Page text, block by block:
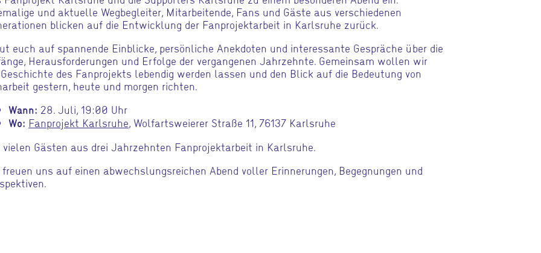
und aktuelle Wegbegleiter, Mitarbeitende, Fans und Gäste aus verschiedenen
blicken auf die Entwicklung der Fanprojektarbeit in Karlsruhe zurück.
euch auf spannende Einblicke, persönliche Anekdoten und interessante Gespräche über die
Herausforderungen und Erfolge der vergangenen Jahrzehnte. Gemeinsam wollen wir
des Fanprojekts lebendig werden lassen und den Blick auf die Bedeutung von
gestern, heute und morgen richten.
Wann: 28. Juli, 19:00 Uhr
Wo: Fanprojekt Karlsruhe, Wolfartsweierer Straße 11, 76137 Karlsruhe
Gästen aus drei Jahrzehnten Fanprojektarbeit in Karlsruhe.
freuen uns auf einen abwechslungsreichen Abend voller Erinnerungen, Begegnungen und